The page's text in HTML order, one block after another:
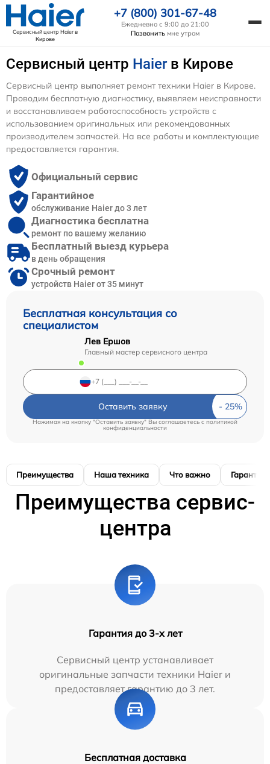
Сервисный центр Haierв
Кирове
+7 (800) 301-67-48
Ежедневно с 9:00 до 21:00
Позвонить мне утром
Сервисный центр Haierв Кирове
Бесплатная консультация со
специалистом
Лев Ершов
Главный мастер сервисного центра
Оставить заявку
Нажимая на кнопку "Оставить заявку" Вы соглашаетесь cполитикой
конфиденциальности
Сервисный центр выполняет ремонт техники Haier в Кирове.
Проводим бесплатную диагностику, выявляем неисправности
и восстанавливаем работоспособность устройств с
использованием оригинальных или рекомендованных
производителем запчастей. На все работы и комплектующие
предоставляется гарантия.
Официальный сервис
Гарантийное
обслуживание Haier до 3 лет
Диагностика бесплатна
ремонт по вашему желанию
Бесплатный выезд курьера
в день обращения
Срочный ремонт
устройств Haier от 35 минут
Преимущества Наша техника Что важно Гарантия
Преимущества сервис-
центра
Гарантия до 3-х лет
Сервисный центр устанавливает
оригинальные запчасти техники Haier и
предоставляет гарантию до 3 лет.
Бесплатная доставка